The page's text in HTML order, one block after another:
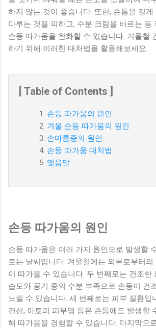
하지 않는 것이 좋습니다. 또한, 손톱을 길게
다루는 것을 피하고, 수분 크림을 바르는 등
손등 따가움을 완화할 수 있습니다. 겨울철
하기 위해 이러한 대처법을 활용해보세요.
[ Table of Contents ]
손등 따가움의 원인
겨울 손등 따가움의 원인
손마름증의 원인
손등 따가움 대처법
맺음말
손등 따가움의 원인
손등 따가움은 여러 가지 원인으로 발생할
로는 날씨입니다. 겨울철에는 외부로부터
이 따가울 수 있습니다. 두 번째로는 건조한
습도와 공기 중의 수분 부족으로 손등이 건
느낄 수 있습니다. 세 번째로는 피부 질환입
건선, 아토피 피부염 등은 손등에도 발생할
해 따가움을 경험할 수 있습니다. 마지막으